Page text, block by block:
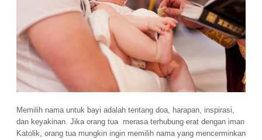
Memilih nama untuk bayi adalah tentang doa, harapan, inspirasi,
dan keyakinan. Jika orang tua  merasa terhubung erat dengan iman
Katolik, orang tua mungkin ingin memilih nama yang mencerminkan